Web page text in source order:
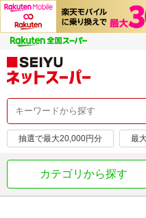
抽選で最大20,000円分 最
カテゴリから探す